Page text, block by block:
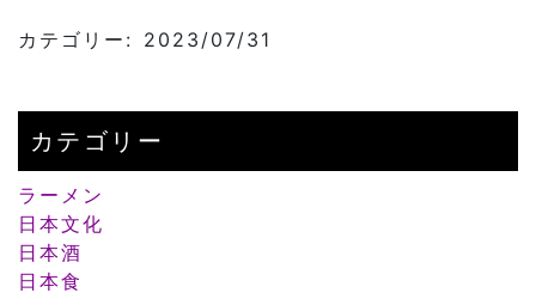
カテゴリー: 2023/07/31
カテゴリー
ラーメン
日本文化
日本酒
日本食